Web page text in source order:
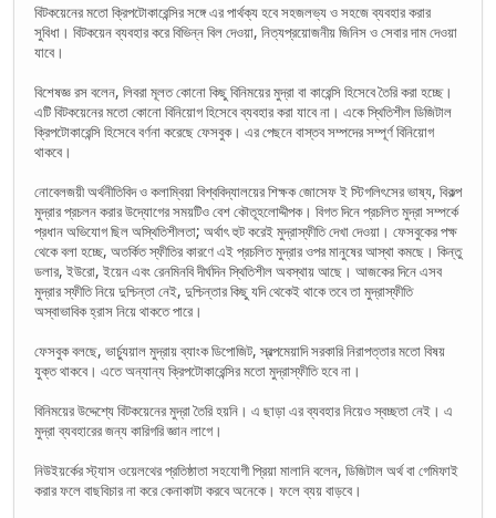
বিটকয়েনের মতো ক্রিপটোকারেন্সির সঙ্গে এর পার্থক্য হবে সহজলভ্য ও সহজে ব্যবহার করার
সুবিধা। বিটকয়েন ব্যবহার করে বিভিন্ন বিল দেওয়া, নিত্যপ্রয়োজনীয় জিনিস ও সেবার দাম দেওয়া
যাবে।
বিশেষজ্ঞ রস বলেন, লিবরা মূলত কোনো কিছু বিনিময়ের মুদ্রা বা কারেন্সি হিসেবে তৈরি করা হচ্ছে।
এটি বিটকয়েনের মতো কোনো বিনিয়োগ হিসেবে ব্যবহার করা যাবে না। একে স্থিতিশীল ডিজিটাল
ক্রিপটোকারেন্সি হিসেবে বর্ণনা করেছে ফেসবুক। এর পেছনে বাস্তব সম্পদের সম্পূর্ণ বিনিয়োগ
থাকবে।
নোবেলজয়ী অর্থনীতিবিদ ও কলাম্বিয়া বিশ্ববিদ্যালয়ের শিক্ষক জোসেফ ই স্টিগলিৎসের ভাষ্য, বিকল্প
মুদ্রার প্রচলন করার উদ্যোগের সময়টিও বেশ কৌতূহলোদ্দীপক। বিগত দিনে প্রচলিত মুদ্রা সম্পর্কে
প্রধান অভিযোগ ছিল অস্থিতিশীলতা; অর্থাৎ হুট করেই মুদ্রাস্ফীতি দেখা দেওয়া। ফেসবুকের পক্ষ
থেকে বলা হচ্ছে, অতর্কিত স্ফীতির কারণে এই প্রচলিত মুদ্রার ওপর মানুষের আস্থা কমছে। কিন্তু
ডলার, ইউরো, ইয়েন এবং রেনমিনবি দীর্ঘদিন স্থিতিশীল অবস্থায় আছে। আজকের দিনে এসব
মুদ্রার স্ফীতি নিয়ে দুশ্চিন্তা নেই, দুশ্চিন্তার কিছু যদি থেকেই থাকে তবে তা মুদ্রাস্ফীতি
অস্বাভাবিক হ্রাস নিয়ে থাকতে পারে।
ফেসবুক বলছে, ভার্চ্যুয়াল মুদ্রায় ব্যাংক ডিপোজিট, স্বল্পমেয়াদি সরকারি নিরাপত্তার মতো বিষয়
যুক্ত থাকবে। এতে অন্যান্য ক্রিপটোকারেন্সির মতো মুদ্রাস্ফীতি হবে না।
বিনিময়ের উদ্দেশ্যে বিটকয়েনের মুদ্রা তৈরি হয়নি। এ ছাড়া এর ব্যবহার নিয়েও স্বচ্ছতা নেই। এ
মুদ্রা ব্যবহারের জন্য কারিগরি জ্ঞান লাগে।
নিউইয়র্কের স্ট্যাস ওয়েলথের প্রতিষ্ঠাতা সহযোগী প্রিয়া মালানি বলেন, ডিজিটাল অর্থ বা গেমিফাই
করার ফলে বাছবিচার না করে কেনাকাটা করবে অনেকে। ফলে ব্যয় বাড়বে।